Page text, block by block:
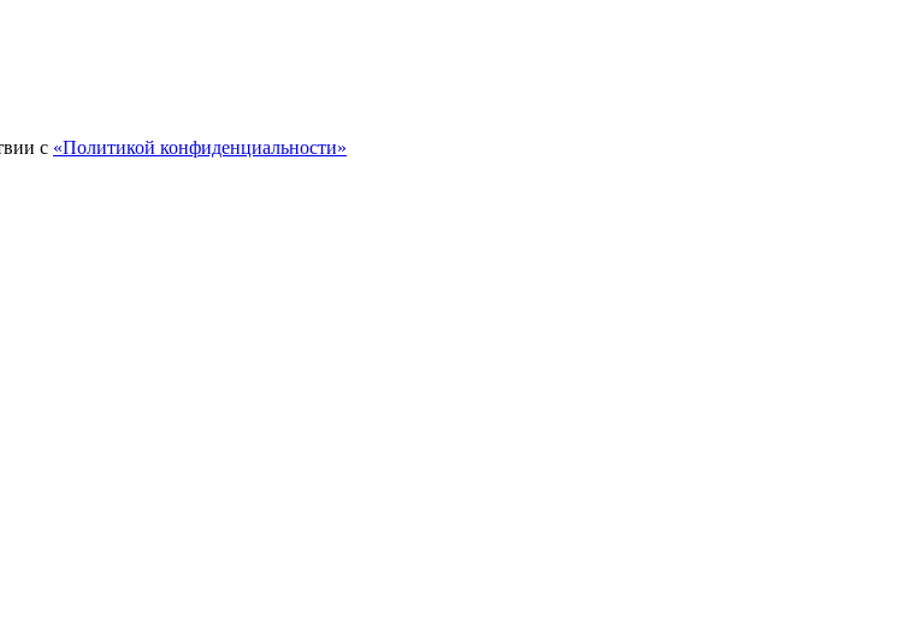
с «Политикой конфиденциальности»